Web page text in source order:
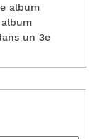
album
un 3e